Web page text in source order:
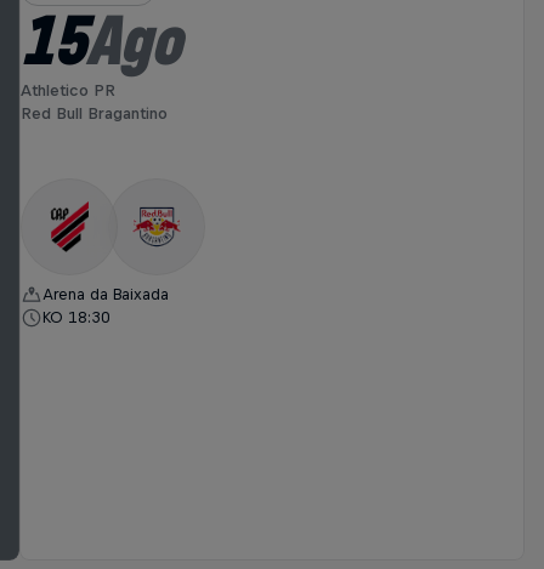
15Ago
Athletico PR
Red Bull Bragantino
Arena da Baixada
KO 18:30